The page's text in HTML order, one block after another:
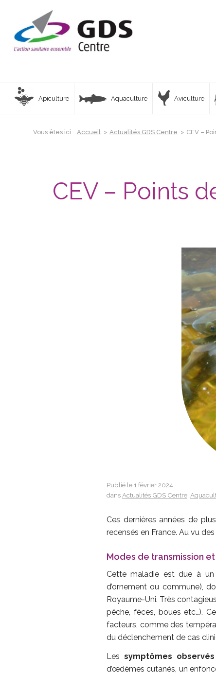
Apiculture Aquaculture Aviculture
Vous êtes ici : Accueil > Actualités GDS Centre > CEV –
CEV – Points
Publié le 1 février 2024
dans Actualités GDS Centre,
Ces dernières années de
recensés en France. Au vu
Modes de transmission
Cette maladie est due à
d’ornement ou commune),
Royaume-Uni. Très
pêche, fèces, boues etc…).
facteurs, comme des
du déclenchement de cas
Les symptômes observés
d’œdèmes cutanés, un